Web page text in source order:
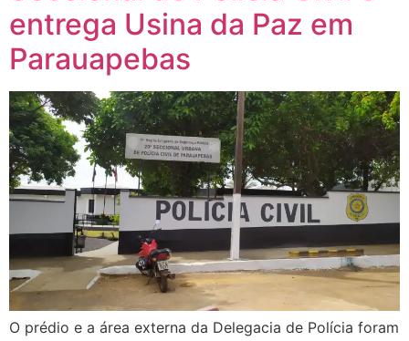
entrega Usina da Paz em
Parauapebas
O prédio e a área externa da Delegacia de Polícia foram